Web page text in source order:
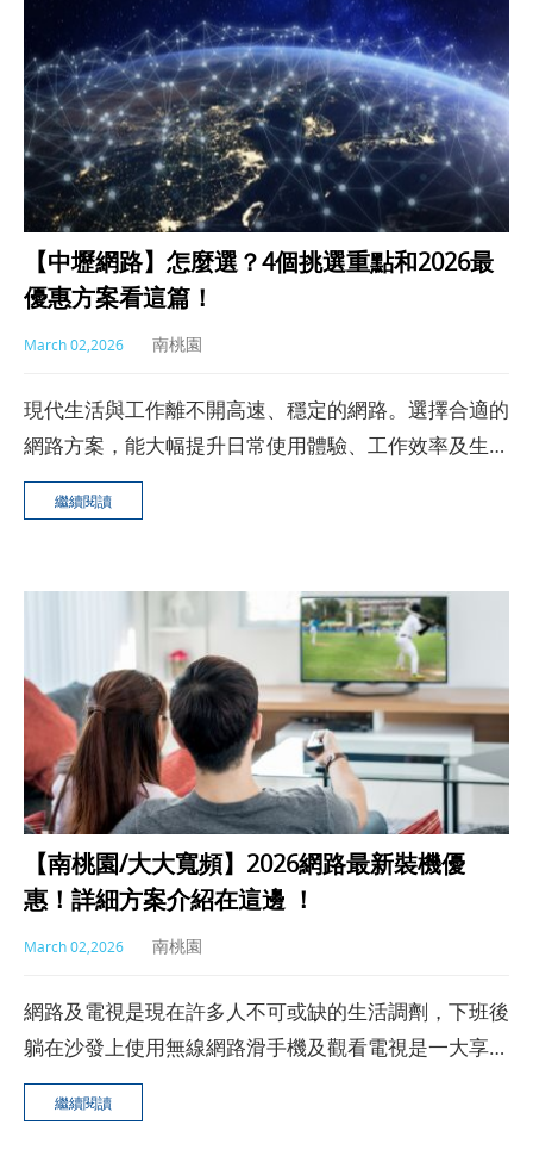
【中壢網路】怎麼選？4個挑選重點和2026最
優惠方案看這篇！
March 02,2026 南桃園
現代生活與工作離不開高速、穩定的網路。選擇合適的
網路方案，能大幅提升日常使用體驗、工作效率及生活
品質。
繼續閱讀
【南桃園/大大寬頻】2026網路最新裝機優
惠！詳細方案介紹在這邊 ！
March 02,2026 南桃園
網路及電視是現在許多人不可或缺的生活調劑，下班後
躺在沙發上使用無線網路滑手機及觀看電視是一大享
受。你家的電視及網路是使用哪家公司的服務呢？你有
聽過南桃園嗎？或許你可以參考看看南桃園，讓我們一
繼續閱讀